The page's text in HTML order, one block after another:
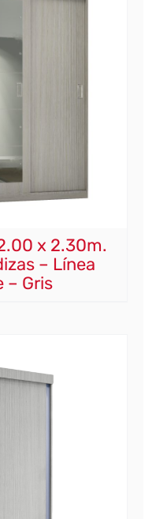
x 2.30m.
– Línea
– Gris